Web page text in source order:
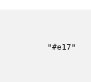
"#e17"